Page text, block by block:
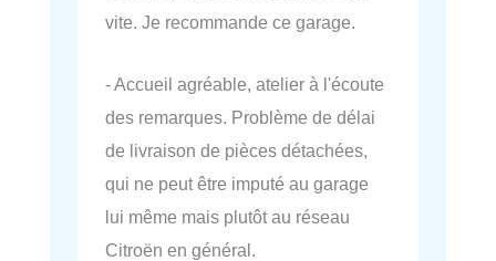
vite. Je recommande ce garage.
- Accueil agréable, atelier à l'écoute
des remarques. Problème de délai
de livraison de pièces détachées,
qui ne peut être imputé au garage
lui même mais plutôt au réseau
Citroën en général.